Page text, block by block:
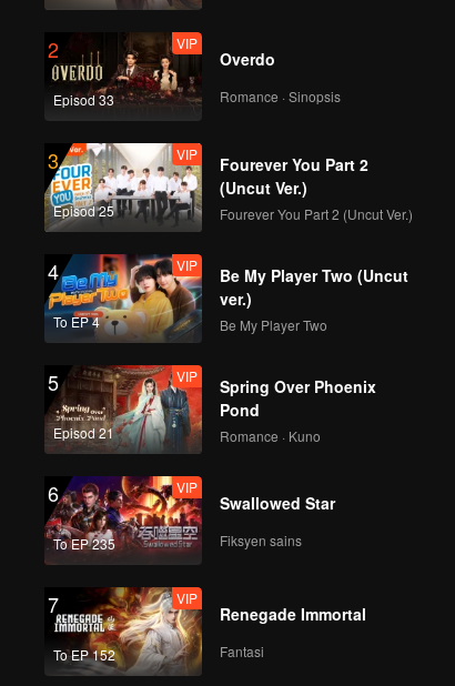
2
Episod 33
VIP
Overdo
Romance · Sinopsis
3
Episod 25
VIP
Fourever You Part 2
(Uncut Ver.)
Fourever You Part 2 (Uncut Ver.)
4
To EP 4
VIP
Be My Player Two (Uncut
ver.)
Be My Player Two
5
Episod 21
VIP
Spring Over Phoenix
Pond
Romance · Kuno
6
To EP 235
VIP
Swallowed Star
Fiksyen sains
7
To EP 152
VIP
Renegade Immortal
Fantasi